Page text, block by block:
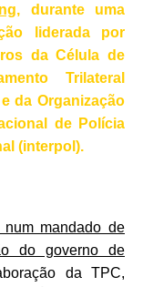
durante uma
liderada por
da Célula de
Trilateral
da Organização
de Polícia
(interpol).
mandado de
do governo de
da TPC,